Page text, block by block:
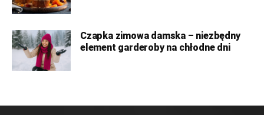
Czapka zimowa damska – niezbędny
element garderoby na chłodne dni